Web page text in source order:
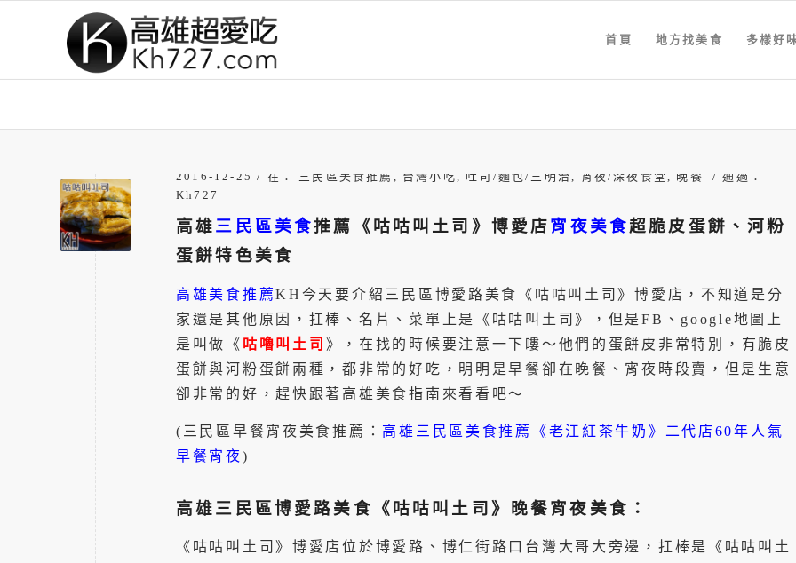
首頁 地方找美食 多樣好
2016-12-25 / 在： 三民區美食推薦 , 台灣小吃, 吐司/麵包/三明治, 宵夜/深夜食堂 , 晚餐 / 通過：
Kh727
高雄三民區美食推薦《咕咕叫土司》博愛店宵夜美食超脆皮蛋餅、河粉
蛋餅特色美食
高雄美食推薦KH今天要介紹三民區博愛路美食《咕咕叫土司》博愛店，不知道是分
家還是其他原因，扛棒、名片、菜單上是《咕咕叫土司》，但是FB、google地圖上
是叫做《 咕嚕叫土司 》，在找的時候要注意一下嘍～他們的蛋餅皮非常特別，有脆皮
蛋餅與河粉蛋餅兩種，都非常的好吃，明明是早餐卻在晚餐、宵夜時段賣，但是生意
卻非常的好，趕快跟著高雄美食指南來看看吧～
(三民區早餐宵夜美食推薦： 高雄三民區美食推薦《老江紅茶牛奶》二代店60年人氣
早餐宵夜 )
高雄三民區博愛路美食《咕咕叫土司》晚餐宵夜美食：
《咕咕叫土司》博愛店位於博愛路、博仁街路口台灣大哥大旁邊，扛棒是《咕咕叫土